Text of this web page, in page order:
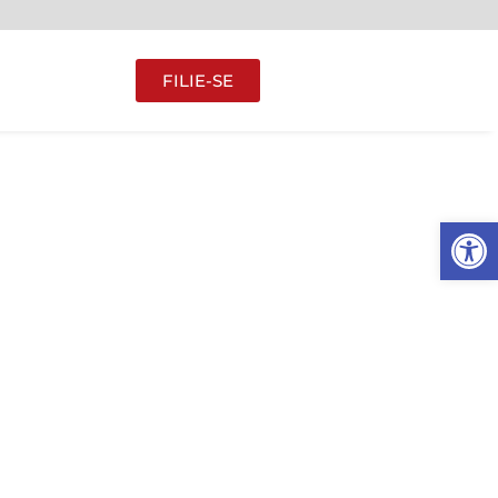
Abrir
FILIE-SE